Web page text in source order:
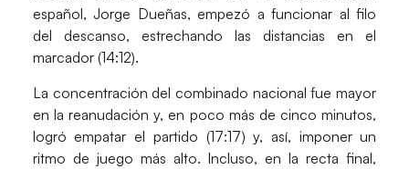
español, Jorge Dueñas, empezó a funcionar al filo
del descanso, estrechando las distancias en el
marcador (14:12).
La concentración del combinado nacional fue mayor
en la reanudación y, en poco más de cinco minutos,
logró empatar el partido (17:17) y, así, imponer un
ritmo de juego más alto. Incluso, en la recta final,